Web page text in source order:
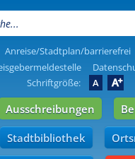
Anreise/Stadtplan/barrierefrei
Schriftgröße:
A A
Ausschreibungen
Stadtbibliothek